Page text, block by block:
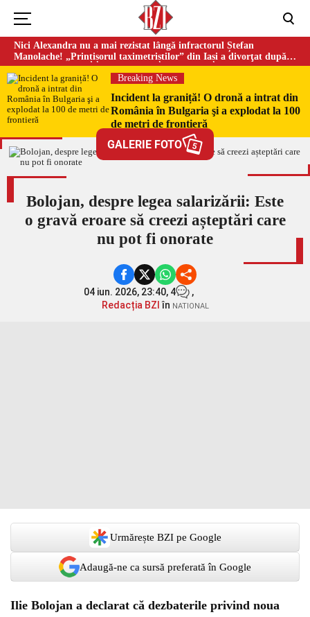
Nici Alexandra nu a mai rezistat lângă infractorul Ștefan
Manolache! „Prințișorul taximetriștilor” din Iași a divorţat după
doi ani de căsnicie
Breaking News
Incident la graniță! O dronă a intrat din
România în Bulgaria şi a explodat la 100
de metri de frontieră
GALERIE FOTO 5
Bolojan, despre legea salarizării: Este
o gravă eroare să creezi așteptări care
nu pot fi onorate
04 iun. 2026, 23:40, 4
,
Redacția BZI în NATIONAL
Urmărește BZI pe Google
Adaugă-ne ca sursă preferată în Google
Ilie Bolojan a declarat că dezbaterile privind noua